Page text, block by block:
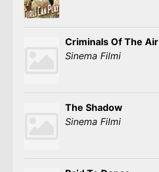
Criminals Of The Air
Sinema Filmi
The Shadow
Sinema Filmi